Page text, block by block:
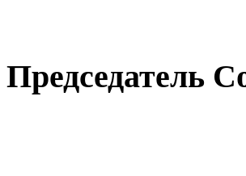
Председатель